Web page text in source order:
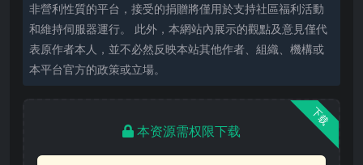
非營利性質的平台，接受的捐贈將僅用於支持社區福利活動
和維持伺服器運行。 此外，本網站內展示的觀點及意見僅代
表原作者本人，並不必然反映本站其他作者、組織、機構或
本平台官方的政策或立場。
下载
本资源需权限下载